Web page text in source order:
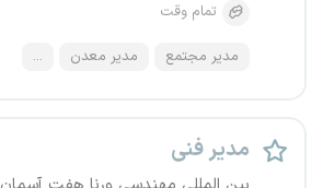
تمام وقت
مدیر مجتمع مدیر معدن ...
مدیر فنی